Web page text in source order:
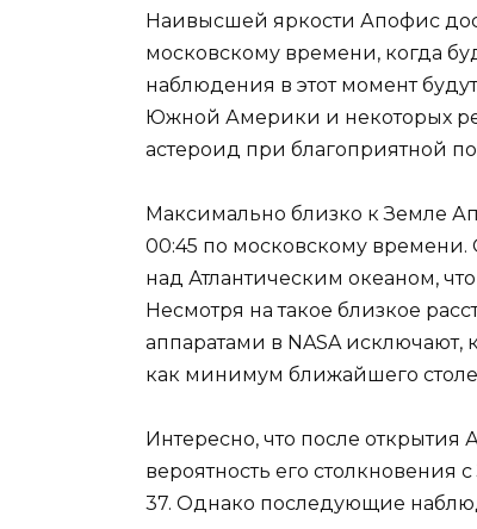
Наивысшей яркости Апофис
московскому времени, когда
наблюдения в этот момент
Южной Америки и некоторых
астероид при благоприятной
Максимально близко к Земле
00:45 по московскому времени.
над Атлантическим океаном,
Несмотря на такое близкое
аппаратами в NASA
как минимум ближайшего
Интересно, что после открытия
вероятность его
37. Однако последующие